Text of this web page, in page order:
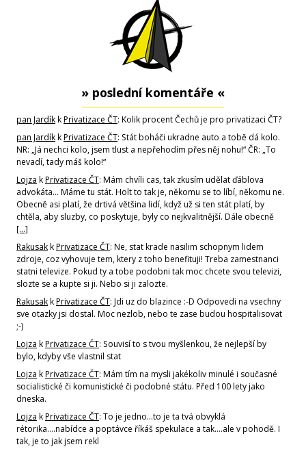
» poslední komentáře «
pan JardíkkPrivatizace ČT: Kolik procent Čechů je pro privatizaci ČT?
pan JardíkkPrivatizace ČT: Stát boháči ukradne auto a tobě dá kolo.
NR: „Já nechci kolo, jsem tlust a nepřehodím přes něj nohu!“ ČR: „To
nevadí, tady máš kolo!“
Lojza kPrivatizace ČT: Mám chvíli cas, tak zkusím udělat ďáblova
advokáta... Máme tu stát. Holt to tak je, někomu se to líbí, někomu ne.
Obecně asi platí, že drtivá většina lidí, když už si ten stát platí, by
chtěla, aby sluzby, co poskytuje, byly co nejkvalitnější. Dále obecně
[…]
RakusakkPrivatizace ČT: Ne, stat krade nasilim schopnym lidem
zdroje, coz vyhovuje tem, ktery z toho benefituji! Treba zamestnanci
statni televize. Pokud ty a tobe podobni tak moc chcete svou televizi,
slozte se a kupte si ji. Nebo si ji zalozte.
RakusakkPrivatizace ČT: Jdi uz do blazince :-D Odpovedi na vsechny
sve otazky jsi dostal. Moc nezlob, nebo te zase budou hospitalisovat
;-)
Lojza kPrivatizace ČT: Souvisí to s tvou myšlenkou, že nejlepší by
bylo, kdyby vše vlastnil stat
Lojza kPrivatizace ČT: Mám tím na mysli jakékoliv minulé i současné
socialistické či komunistické či podobné státu. Před 100 lety jako
dneska.
Lojza kPrivatizace ČT: To je jedno...to je ta tvá obvyklá
rétorika....nabídce a poptávce říkáš spekulace a tak....ale v pohodě. I
tak, je to jak jsem rekl